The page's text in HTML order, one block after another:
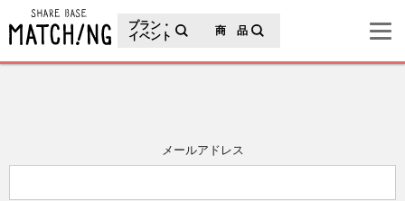
プラン・
イベント
商 品
メールアドレス